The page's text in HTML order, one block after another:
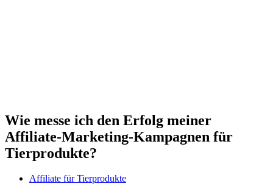
Wie messe ich den Erfolg meiner
Affiliate-Marketing-Kampagnen für
Tierprodukte?
Affiliate für Tierprodukte